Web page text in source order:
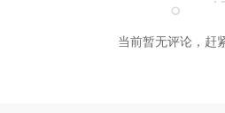
当前暂无评论，赶